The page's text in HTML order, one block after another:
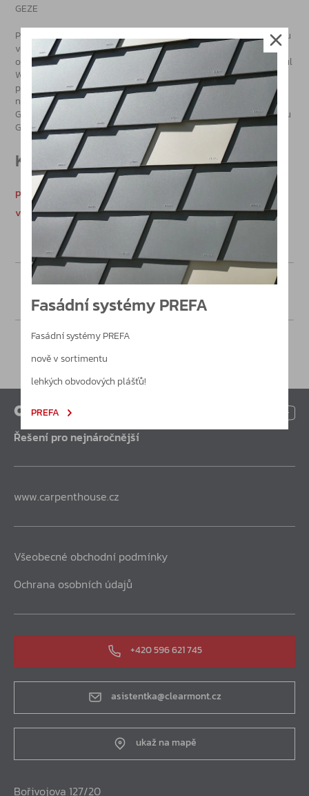
Fasádní systémy PREFA
Fasádní systémy PREFA
nově v sortimentu
lehkých obvodových plášťů!
PREFA
GEZE
Povětrnostní senzoriku lze použít pro automatické řízení provozu
větrání za deště či větru a pro ovládání přístrojů k přirozenému
odvodu kouře a tepla. Připojení se provede na povětrnostní modul
WM
MBZ 300, potřebné hodnoty (hranice rychlosti větru,
povětrnostní skupiny, směry větru pro skupiny pohonů) se
nastaví pomocí softwaru MBZ 300. V nabídce je dešťový senzor
GC 401 RS, senzor rychlosti větru GC 402 WVS, senzor směru větru
GC 403 WDS.
Katalogy
povětrnostní zařízení / CZ
větrací systémy CZ.pdf
Poptávka
Řešení pro nejnáročnější
www.carpenthouse.cz
Všeobecné obchodní podmínky
Ochrana osobních údajů
+420 596 621 745
asistentka@clearmont.cz
ukaž na mapě
Bořivojova 127/20